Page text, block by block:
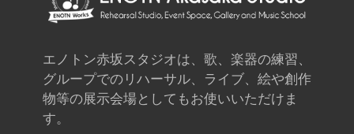
エノトン赤坂スタジオは、歌、楽器の練習、
グループでのリハーサル、ライブ、絵や創作
物等の展示会場としてもお使いいただけま
す。